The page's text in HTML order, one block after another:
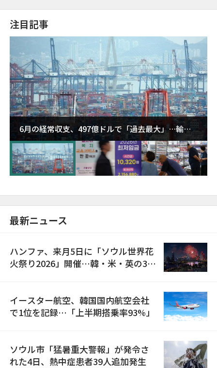
注目記事
6月の経常収支、497億ドルで「過去最大」…輸出
が初の1000億ドル突破
最新ニュース
ハンファ、来月5日に「ソウル世界花
火祭り2026」開催…韓・米・英の3カ
イースター航空、韓国国内航空会社
で1位を記録…「上半期搭乗率93%」
ソウル市「猛暑重大警報」が発令さ
れた4日、熱中症患者39人追加発生